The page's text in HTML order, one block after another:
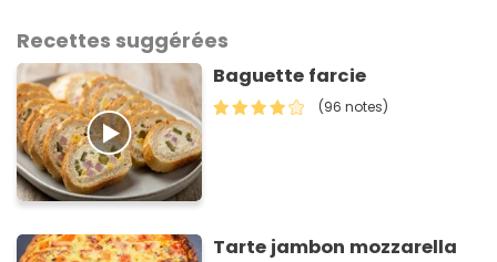
Recettes suggérées
Baguette farcie
(96 notes)
Tarte jambon mozzarella